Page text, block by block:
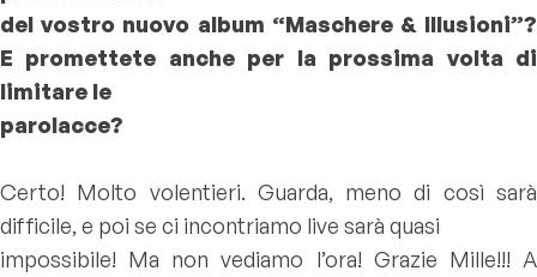
del vostro nuovo album “Maschere & Illusioni”?
E promettete anche per la prossima volta di
limitare le
parolacce?
Certo! Molto volentieri. Guarda, meno di così sarà
difficile, e poi se ci incontriamo live sarà quasi
impossibile! Ma non vediamo l’ora! Grazie Mille!!! A